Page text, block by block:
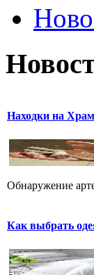
Находки на
Обнаружение
Как выбрать